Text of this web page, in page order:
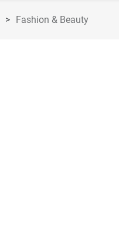
> Fashion & Beauty